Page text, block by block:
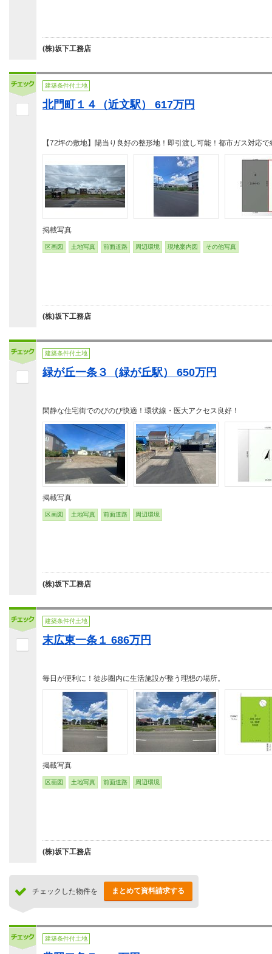
(株)坂下工務店
建築条件付土地
北門町１４（近文駅） 617万円
【72坪の敷地】陽当り良好の整形地！即引渡し可能！都市ガス対応
掲載写真
区画図 土地写真 前面道路 周辺環境 現地案内図 その他写真
(株)坂下工務店
建築条件付土地
緑が丘一条３（緑が丘駅） 650万円
閑静な住宅街でのびのび快適！環状線・医大アクセス良好！
掲載写真
区画図 土地写真 前面道路 周辺環境
(株)坂下工務店
建築条件付土地
末広東一条１ 686万円
毎日が便利に！徒歩圏内に生活施設が整う理想の場所。
掲載写真
区画図 土地写真 前面道路 周辺環境
(株)坂下工務店
チェックした物件を まとめて資料請求する
建築条件付土地